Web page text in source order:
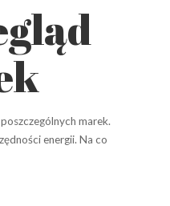
marek.
energii. Na co